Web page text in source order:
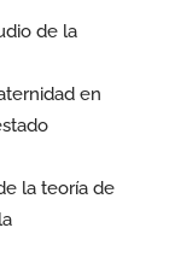
de la
en
la teoría de